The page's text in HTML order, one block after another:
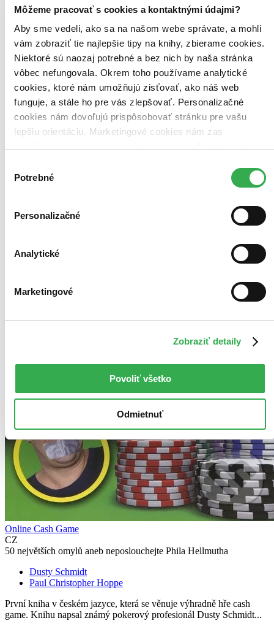
Môžeme pracovať s cookies a kontaktnými údajmi?
Aby sme vedeli, ako sa na našom webe správate, a mohli
vám zobraziť tie najlepšie tipy na knihy, zbierame cookies.
Niektoré sú naozaj potrebné a bez nich by naša stránka
vôbec nefungovala. Okrem toho používame analytické
cookies, ktoré nám umožňujú zisťovať, ako náš web
funguje, a stále ho pre vás zlepšovať. Personalizačné
cookies nám dovoľujú prispôsobovať stránku pre vašu
lepšiu orientáciu. Marketingové cookies nám zas
keby sme mohli používať všetky tieto cookies. Ďakujeme!
súhlasu
Potrebné
Personalizačné
Analytické
Marketingové
Zobraziť detaily
Povoliť všetko
Odmietnuť
Bestsellery
Top hodnotené
Novinky
Najdrahšie
Najvyššia zľava
Použité filtre
Zrušiť filtre
Autor Paul Christopher HoppeS brožovanou väzbou
Online Cash Game
CZ
50 největších omylů aneb neposlouchejte Phila Hellmutha
Dusty Schmidt
Paul Christopher Hoppe
První kniha v českém jazyce, která se věnuje výhradně hře cash
game. Knihu napsal známý pokerový profesionál Dusty Schmidt...